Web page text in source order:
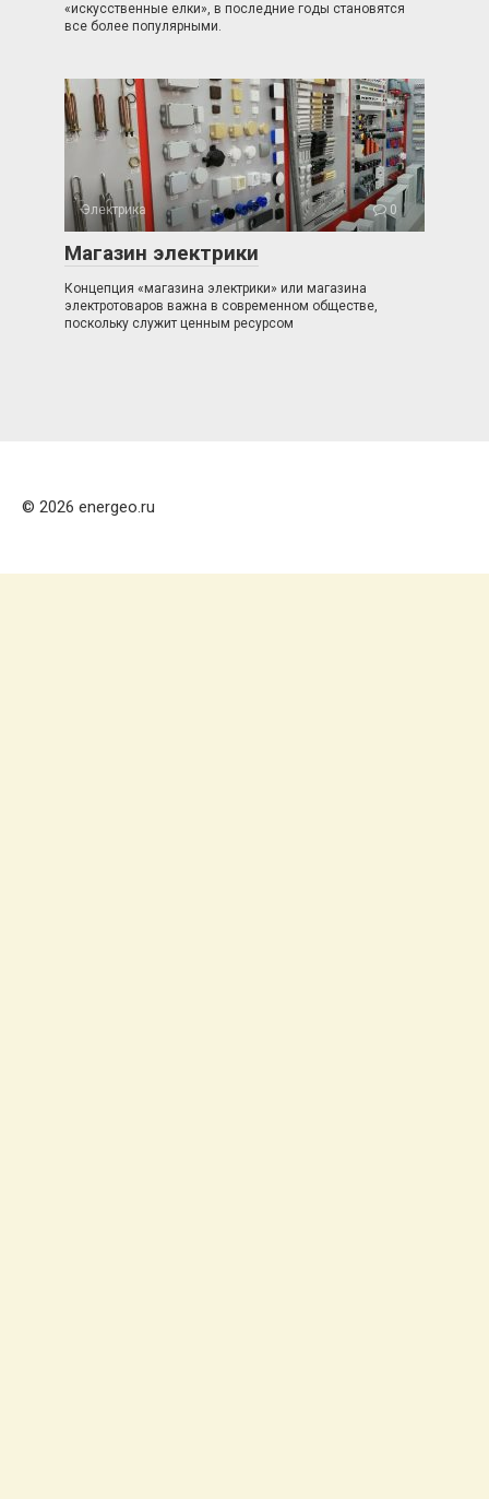
«искусственные елки», в последние годы становятся
все более популярными.
Электрика 0
Магазин электрики
Концепция «магазина электрики» или магазина
электротоваров важна в современном обществе,
поскольку служит ценным ресурсом
© 2026 energeo.ru